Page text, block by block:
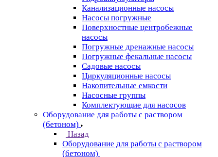
Канализационные насосы
Насосы погружные
Поверхностные центробежные
насосы
Погружные дренажные насосы
Погружные фекальные насосы
Садовые насосы
Циркуляционные насосы
Накопительные емкости
Насосные группы
Комплектующие для насосов
Оборудование для работы с раствором
(бетоном)
Назад
Оборудование для работы с раствором
(бетоном)